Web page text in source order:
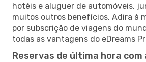
hotéis e aluguer de automóveis,
muitos outros benefícios. Adira à
por subscrição de viagens do
todas as vantagens do eDreams
Reservas de última hora com